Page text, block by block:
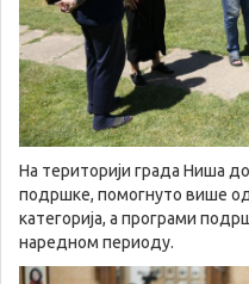
На територији града Ниша
подршке, помогнуто више
категорија, а програми
наредном периоду.